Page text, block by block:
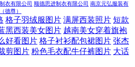
衣有限公司 顺德思进制衣有限公司 南京元弘服装有
德尊）
格子羽绒服图片 满屏西装照片 短款
黑西装美女图片 越南美女穿着旗袍
好看图片 格子衬衫配包裙图片 张杰
剪图片 粉色毛衣配牛仔裤图片 大话